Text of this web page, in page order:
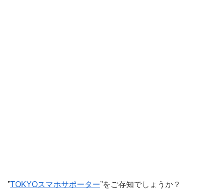
”TOKYOスマホサポーター”をご存知でしょうか？